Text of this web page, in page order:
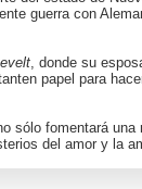
guerra con
, donde su
papel para
sólo fomentará una
del amor y la